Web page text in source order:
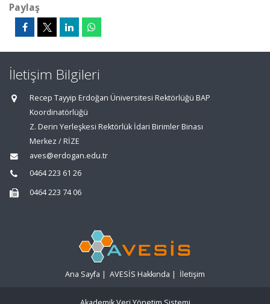
Paylaş
İletişim Bilgileri
Recep Tayyip Erdoğan Üniversitesi Rektörlüğü BAP
Koordinatörlüğü
Z. Derin Yerleşkesi Rektörlük İdari Birimler Binası
Merkez / RİZE
aves@erdogan.edu.tr
0464 223 61 26
0464 223 74 06
Ana Sayfa | AVESİS Hakkında | İletişim